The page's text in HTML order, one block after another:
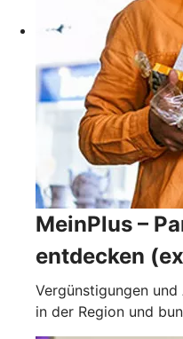
MeinPlus –
entdecken
Vergünstigungen
in der Region und